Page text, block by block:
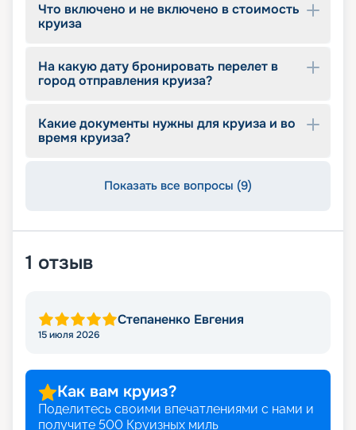
Что включено и не включено в стоимость
круиза
На какую дату бронировать перелет в
город отправления круиза?
Какие документы нужны для круиза и во
время круиза?
Показать все вопросы (9)
1 отзыв
Степаненко Евгения
15 июля 2026
Как вам круиз?
Поделитесь своими впечатлениями с нами и
получите 500 Круизных миль